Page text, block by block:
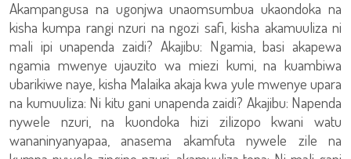
Akampangusa na ugonjwa unaomsumbua ukaondoka na
kisha kumpa rangi nzuri na ngozi safi, kisha akamuuliza ni
mali ipi unapenda zaidi? Akajibu: Ngamia, basi akapewa
ngamia mwenye ujauzito wa miezi kumi, na kuambiwa
ubarikiwe naye, kisha Malaika akaja kwa yule mwenye upara
na kumuuliza: Ni kitu gani unapenda zaidi? Akajibu: Napenda
nywele nzuri, na kuondoka hizi zilizopo kwani watu
wananinyanyapaa, anasema akamfuta nywele zile na